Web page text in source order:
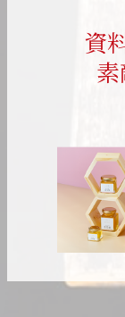
資